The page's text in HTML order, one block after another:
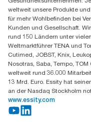
Am Europlatz 2
1120 Wien
Mo-Do 8:00-16:30 |
GLN:
weltweit unsere Produkte
für mehr Wohlbefinden bei
Kunden und Gesellschaft.
rund 150 Ländern unter
Weltmarktführer TENA und
Cutimed, JOBST, Knix,
Nosotras, Saba, Tempo,
weltweit rund 36.000
13 Mrd. Euro. Essity hat
an der Nasdaq Stockholm
www.essity.com